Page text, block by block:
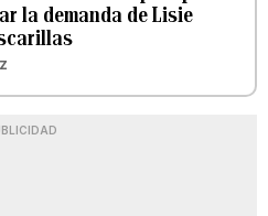
la demanda de Lisie